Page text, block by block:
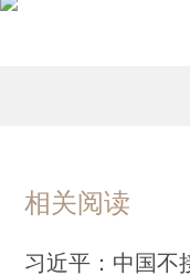
相关阅读
习近平：中国不